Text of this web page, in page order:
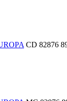
CD 82876